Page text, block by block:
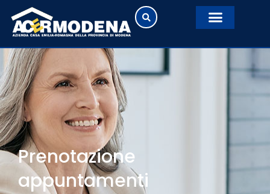
Prenotazione
appuntamenti